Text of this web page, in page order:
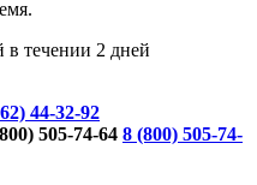
44-32-92
505-74-64 8 (800) 505-74-